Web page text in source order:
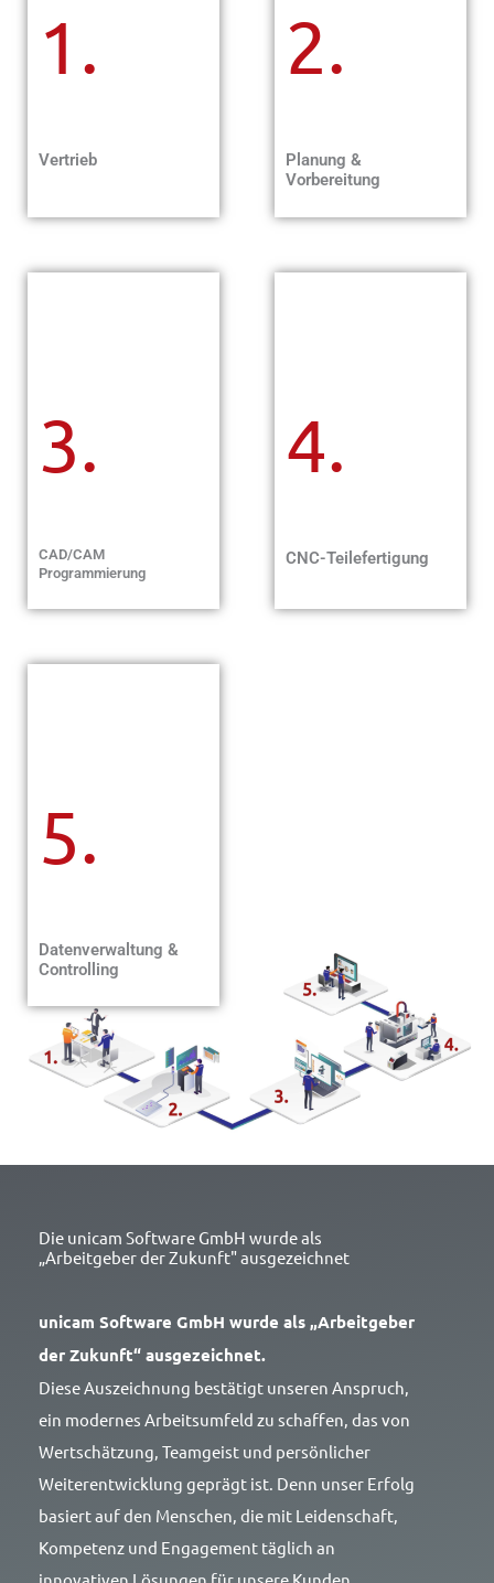
1.
Vertrieb
2.
Planung &
Vorbereitung
3.
CAD/CAM
Programmierung
4.
CNC-Teilefertigung
5.
Datenverwaltung &
Controlling
Die unicam Software GmbH wurde als
„Arbeitgeber der Zukunft" ausgezeichnet
unicam Software GmbH wurde als „Arbeitgeber
der Zukunft“ ausgezeichnet.
Diese Auszeichnung bestätigt unseren Anspruch,
ein modernes Arbeitsumfeld zu schaffen, das von
Wertschätzung, Teamgeist und persönlicher
Weiterentwicklung geprägt ist. Denn unser Erfolg
basiert auf den Menschen, die mit Leidenschaft,
Kompetenz und Engagement täglich an